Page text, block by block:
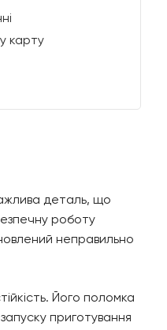
карту
деталь, що
роботу
неправильно
Його поломка
приготування